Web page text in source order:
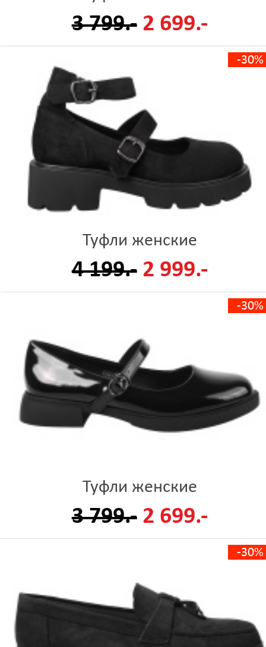
3 799.- 2 699.-
-30%
Туфли женские
4 199.- 2 999.-
-30%
Туфли женские
3 799.- 2 699.-
-30%